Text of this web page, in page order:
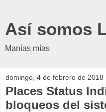
Así somos
Manías mías
domingo, 4 de febrero de 2018
Places Status
bloqueos del